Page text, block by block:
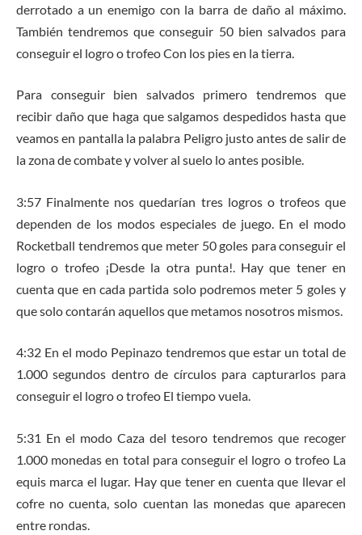
derrotado a un enemigo con la barra de daño al máximo.
También tendremos que conseguir 50 bien salvados para
conseguir el logro o trofeo Con los pies en la tierra.
Para conseguir bien salvados primero tendremos que
recibir daño que haga que salgamos despedidos hasta que
veamos en pantalla la palabra Peligro justo antes de salir de
la zona de combate y volver al suelo lo antes posible.
3:57 Finalmente nos quedarían tres logros o trofeos que
dependen de los modos especiales de juego. En el modo
Rocketball tendremos que meter 50 goles para conseguir el
logro o trofeo ¡Desde la otra punta!. Hay que tener en
cuenta que en cada partida solo podremos meter 5 goles y
que solo contarán aquellos que metamos nosotros mismos.
4:32 En el modo Pepinazo tendremos que estar un total de
1.000 segundos dentro de círculos para capturarlos para
conseguir el logro o trofeo El tiempo vuela.
5:31 En el modo Caza del tesoro tendremos que recoger
1.000 monedas en total para conseguir el logro o trofeo La
equis marca el lugar. Hay que tener en cuenta que llevar el
cofre no cuenta, solo cuentan las monedas que aparecen
entre rondas.